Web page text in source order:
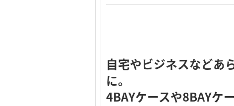
自宅やビジネスなどあ
に。
4BAYケースや8BAYケ